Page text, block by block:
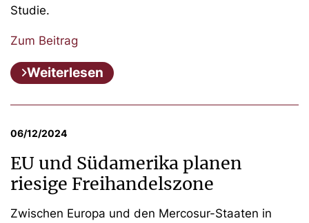
Studie.
Zum Beitrag
Weiterlesen
06/12/2024
EU und Südamerika planen
riesige Freihandelszone
Zwischen Europa und den Mercosur-Staaten in